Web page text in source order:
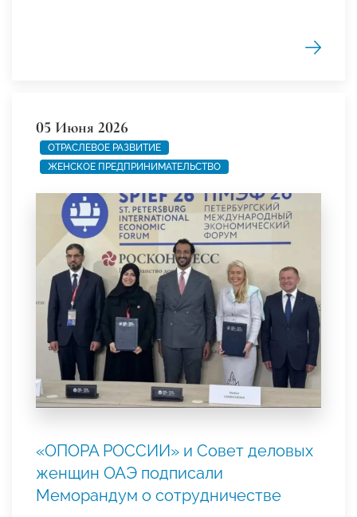
05 Июня 2026
ОТРАСЛЕВОЕ РАЗВИТИЕ
ЖЕНСКОЕ ПРЕДПРИНИМАТЕЛЬСТВО
«ОПОРА РОССИИ» и Совет деловых
женщин ОАЭ подписали
Меморандум о сотрудничестве